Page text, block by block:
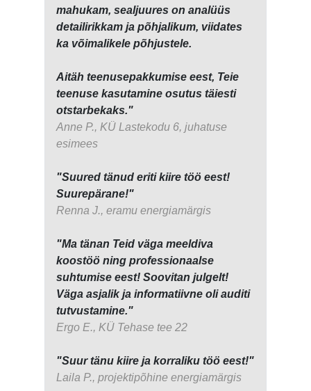
mahukam, sealjuures on analüüs
detailirikkam ja põhjalikum, viidates
ka võimalikele põhjustele.
Aitäh teenusepakkumise eest, Teie
teenuse kasutamine osutus täiesti
otstarbekaks."
Anne P., KÜ Lastekodu 6, juhatuse
esimees
"Suured tänud eriti kiire töö eest!
Suurepärane!"
Renna J., eramu energiamärgis
"Ma tänan Teid väga meeldiva
koostöö ning professionaalse
suhtumise eest! Soovitan julgelt!
Väga asjalik ja informatiivne oli auditi
tutvustamine."
Ergo E., KÜ Tehase tee 22
"Suur tänu kiire ja korraliku töö eest!"
Laila P., projektipõhine energiamärgis